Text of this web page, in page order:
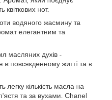
квіткових нот.
водяного жасмину та
елегантним та
масляних духів -
в повсякденному житті та в
легку кількість масла на
та за вухами. Chanel